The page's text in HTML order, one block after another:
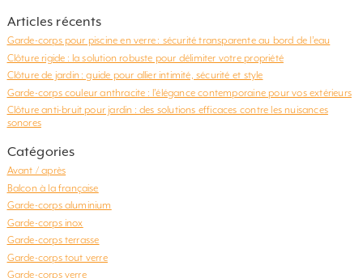
Articles récents
Garde-corps pour piscine en verre : sécurité transparente au bord de l’eau
Clôture rigide : la solution robuste pour délimiter votre propriété
Clôture de jardin : guide pour allier intimité, sécurité et style
Garde-corps couleur anthracite : l’élégance contemporaine pour vos extérieurs
Clôture anti-bruit pour jardin : des solutions efficaces contre les nuisances
sonores
Catégories
Avant / après
Balcon à la française
Garde-corps aluminium
Garde-corps inox
Garde-corps terrasse
Garde-corps tout verre
Garde-corps verre